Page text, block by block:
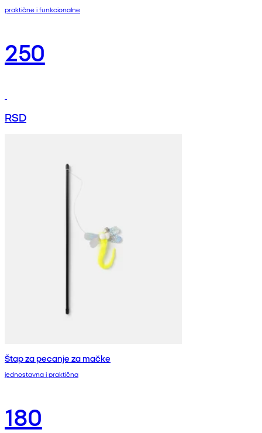
praktične i funkcionalne
250
RSD
Štap za pecanje za mačke
jednostavna i praktična
180